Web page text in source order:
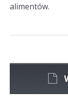
alimentów.